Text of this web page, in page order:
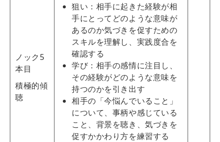
ノック5
本目
積極的傾
聴
狙い：相手に起きた経験が相
手にとってどのような意味が
あるのか気づきを促すための
スキルを理解し、実践度合を
確認する
学び：相手の感情に注目し、
その経験がどのような意味を
持つのかを引き出す
相手の「今悩んでいること」
について、事柄や感じている
こと、背景を聴き、気づきを
促すかかわり方を練習する